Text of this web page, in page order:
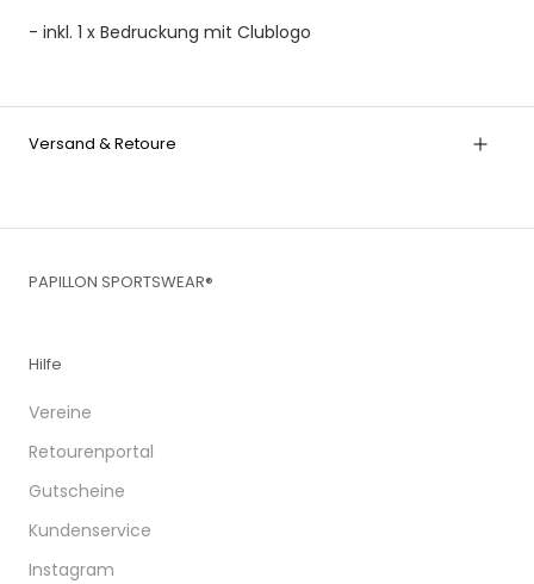
- inkl. 1 x Bedruckung mit Clublogo
Versand & Retoure
PAPILLON SPORTSWEAR®
Hilfe
Vereine
Retourenportal
Gutscheine
Kundenservice
Instagram